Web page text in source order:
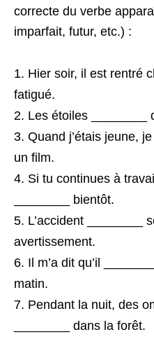
correcte du verbe
imparfait, futur, etc.) :
Hier soir, il est rentré
fatigué.
Les étoiles ________
Quand j’étais jeune,
un film.
Si tu continues à
________ bientôt.
L’accident ________
avertissement.
Il m’a dit qu’il
matin.
Pendant la nuit, des
________ dans la forêt.